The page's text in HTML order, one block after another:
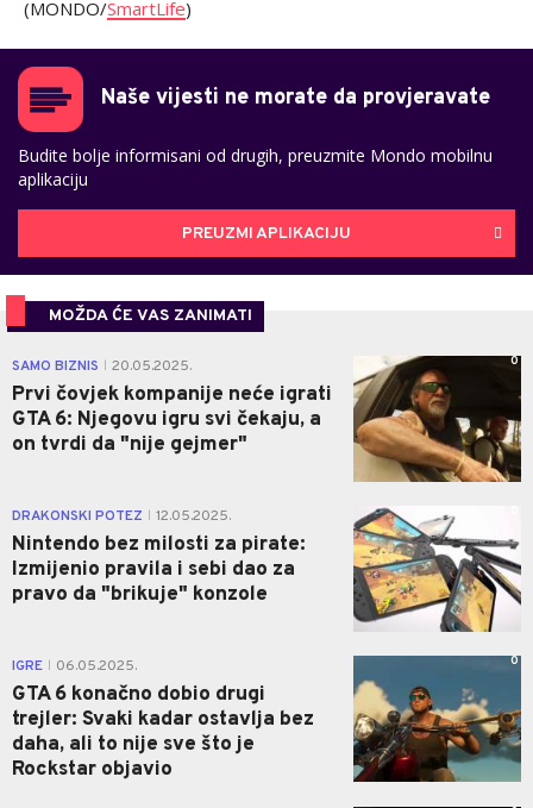
(MONDO/SmartLife)
Naše vijesti ne morate da provjeravate
Budite bolje informisani od drugih, preuzmite Mondo mobilnu
aplikaciju
PREUZMI APLIKACIJU
MOŽDA ĆE VAS ZANIMATI
SAMO BIZNIS 20.05.2025.
Prvi čovjek kompanije neće igrati
GTA 6: Njegovu igru svi čekaju, a
on tvrdi da "nije gejmer"
0
DRAKONSKI POTEZ 12.05.2025.
Nintendo bez milosti za pirate:
Izmijenio pravila i sebi dao za
pravo da "brikuje" konzole
IGRE 06.05.2025.
GTA 6 konačno dobio drugi
trejler: Svaki kadar ostavlja bez
daha, ali to nije sve što je
Rockstar objavio
0